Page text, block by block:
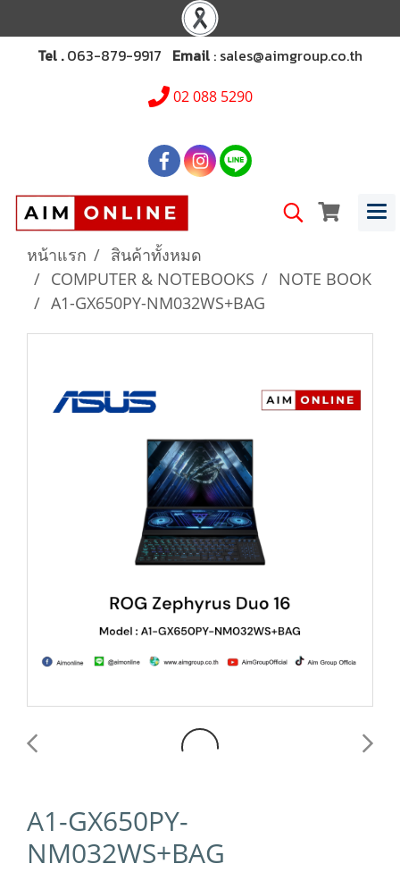
Tel .063-879-9917 Email : sales@aimgroup.co.th
02 088 5290
หน้าแรก
สินค้าทั้งหมด
COMPUTER & NOTEBOOKS
NOTE BOOK
A1-GX650PY-NM032WS+BAG
A1-GX650PY-
NM032WS+BAG